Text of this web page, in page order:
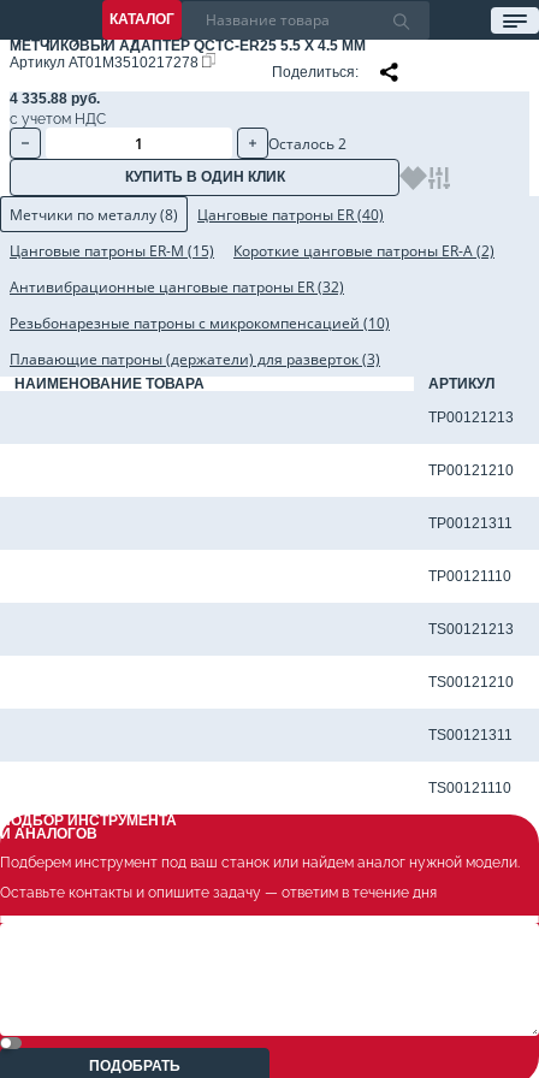
КАТАЛОГ
МЕТЧИКОВЫЙ АДАПТЕР QCTC-ER25 5.5 X 4.5 ММ
Артикул AT01M3510217278
Поделиться
4 335.88 руб.
с учетом НДС
Осталось 2
КУПИТЬ В ОДИН КЛИК
Метчики по металлу (8)
Цанговые патроны ER (40)
Цанговые патроны ER-M (15)
Короткие цанговые патроны ER-A (2)
Антивибрационные цанговые патроны ER (32)
Резьбонарезные патроны с микрокомпенсацией (10)
Плавающие патроны (держатели) для разверток (3)
НАИМЕНОВАНИЕ ТОВАРА
АРТИКУЛ
TP00121213
TP00121210
TP00121311
TP00121110
TS00121213
TS00121210
TS00121311
TS00121110
ПОДБОР ИНСТРУМЕНТА
И АНАЛОГОВ
Подберем инструмент под ваш станок или найдем аналог нужной модели.
Оставьте контакты и опишите задачу — ответим в течение дня
ПОДОБРАТЬ